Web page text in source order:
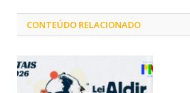
CONTEÚDO RELACIONADO